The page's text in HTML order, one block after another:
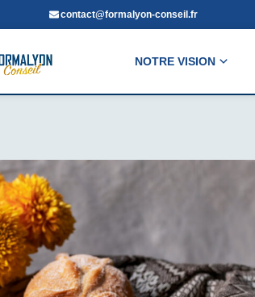
contact@formalyon-conseil.fr
NOTRE VISION